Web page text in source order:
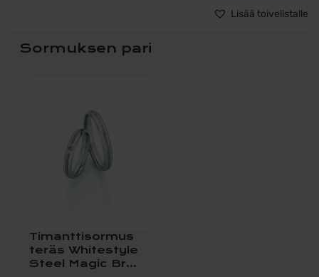
035,
Lisää toivelistalle
Sormuksen pari
Timanttisormus
teräs Whitestyle
Steel Magic Br...